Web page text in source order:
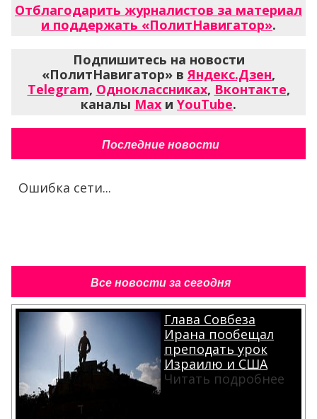
Отблагодарить журналистов за материал
и поддержать «ПолитНавигатор».
Подпишитесь на новости
«ПолитНавигатор» в Яндекс.Дзен,
Telegram, Одноклассниках, Вконтакте,
каналы Max и YouTube.
Последние новости
Ошибка сети...
Все новости за сегодня
Глава Совбеза
Ирана пообещал
преподать урок
Израилю и США
Читать подробнее